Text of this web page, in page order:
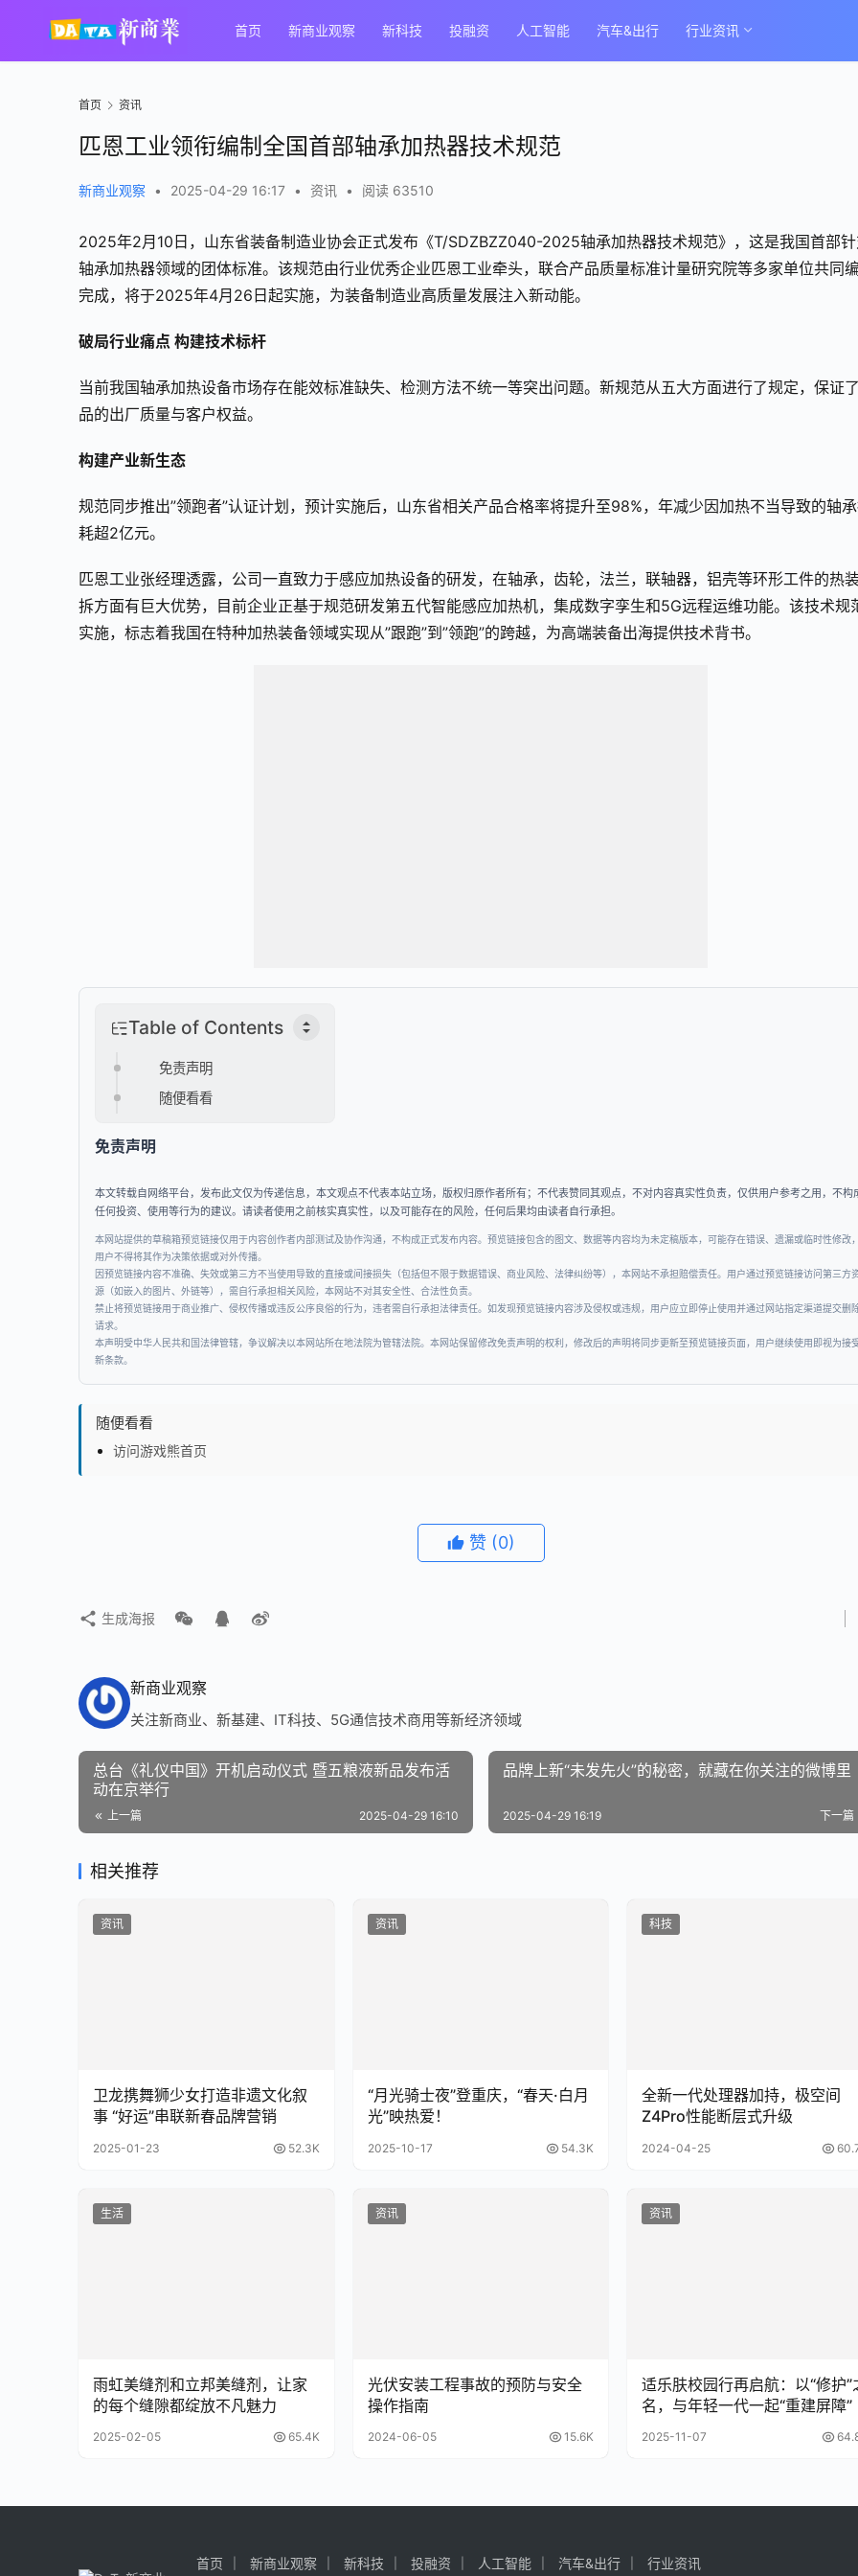
首页 新商业观察 新科技 投融资 人工智能 汽车&出行 行业资讯
首页 资讯
匹恩工业领衔编制全国首部轴承加热器技术规范
新商业观察 • 2025-04-29 16:17 • 资讯 • 阅读 63510
2025年2月10日，山东省装备制造业协会正式发布《T/SDZBZZ040-2025轴承加热器技术规范》，这是我国首部
轴承加热器领域的团体标准。该规范由行业优秀企业匹恩工业牵头，联合产品质量标准计量研究院等多家单位共同
完成，将于2025年4月26日起实施，为装备制造业高质量发展注入新动能。
破局行业痛点 构建技术标杆
当前我国轴承加热设备市场存在能效标准缺失、检测方法不统一等突出问题。新规范从五大方面进行了规定，保证
品的出厂质量与客户权益。
构建产业新生态
规范同步推出”领跑者”认证计划，预计实施后，山东省相关产品合格率将提升至98%，年减少因加热不当导致的轴
耗超2亿元。
匹恩工业张经理透露，公司一直致力于感应加热设备的研发，在轴承，齿轮，法兰，联轴器，铝壳等环形工件的热
拆方面有巨大优势，目前企业正基于规范研发第五代智能感应加热机，集成数字孪生和5G远程运维功能。该技术规
实施，标志着我国在特种加热装备领域实现从”跟跑”到”领跑”的跨越，为高端装备出海提供技术背书。
Table of Contents
免责声明
随便看看
免责声明
本文转载自网络平台，发布此文仅为传递信息，本文观点不代表本站立场，版权归原作者所有；不代表赞同其观点，不对内容真实性负责，仅供用户参考之用，不构
任何投资、使用等行为的建议。请读者使用之前核实真实性，以及可能存在的风险，任何后果均由读者自行承担。
本网站提供的草稿箱预览链接仅用于内容创作者内部测试及协作沟通，不构成正式发布内容。预览链接包含的图文、数据等内容均为未定稿版本，可能存在错误、遗漏或临时性修改
用户不得将其作为决策依据或对外传播。
因预览链接内容不准确、失效或第三方不当使用导致的直接或间接损失（包括但不限于数据错误、商业风险、法律纠纷等），本网站不承担赔偿责任。用户通过预览链接访问第三方
源（如嵌入的图片、外链等），需自行承担相关风险，本网站不对其安全性、合法性负责。
禁止将预览链接用于商业推广、侵权传播或违反公序良俗的行为，违者需自行承担法律责任。如发现预览链接内容涉及侵权或违规，用户应立即停止使用并通过网站指定渠道提交删
请求。
本声明受中华人民共和国法律管辖，争议解决以本网站所在地法院为管辖法院。本网站保留修改免责声明的权利，修改后的声明将同步更新至预览链接页面，用户继续使用即视为接
新条款。
随便看看
访问游戏熊首页
赞 (0)
生成海报
新商业观察
关注新商业、新基建、IT科技、5G通信技术商用等新经济领域
总台《礼仪中国》开机启动仪式 暨五粮液新品发布活
动在京举行
上一篇 2025-04-29 16:10
品牌上新“未发先火”的秘密，就藏在你关注的微博里
下一篇
2025-04-29 16:19
相关推荐
资讯
卫龙携舞狮少女打造非遗文化叙
事 “好运”串联新春品牌营销
2025-01-23 52.3K
资讯
“月光骑士夜”登重庆，“春天·白月
光”映热爱！
2025-10-17 54.3K
科技
全新一代处理器加持，极空间
Z4Pro性能断层式升级
2024-04-25
生活
雨虹美缝剂和立邦美缝剂，让家
的每个缝隙都绽放不凡魅力
2025-02-05 65.4K
资讯
光伏安装工程事故的预防与安全
操作指南
2024-06-05 15.6K
资讯
适乐肤校园行再启航：以“修护”
名，与年轻一代一起“重建屏障”
2025-11-07
首页 新商业观察 新科技 投融资 人工智能 汽车&出行 行业资讯